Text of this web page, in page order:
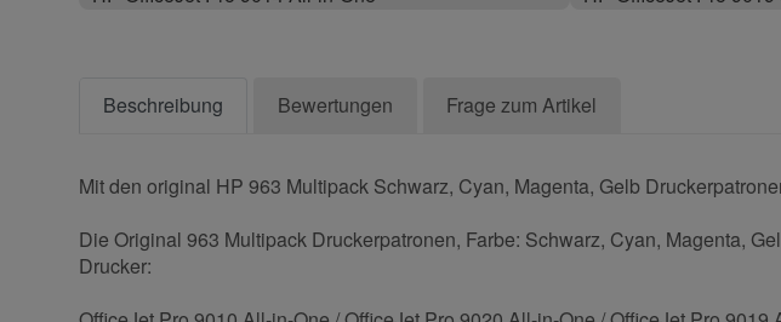
Beschreibung Bewertungen Frage zum Artikel
Mit den original HP 963 Multipack Schwarz, Cyan, Magenta, Gelb
Die Original 963 Multipack Druckerpatronen, Farbe: Schwarz, Cyan, Magenta,
Drucker: